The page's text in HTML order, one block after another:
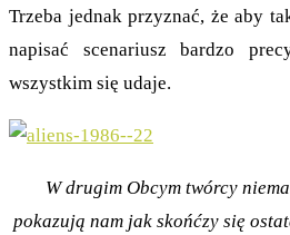
Trzeba jednak przyznać, że aby
napisać scenariusz bardzo
wszystkim się udaje.
W drugim Obcym twórcy
pokazują nam jak skońćzy się